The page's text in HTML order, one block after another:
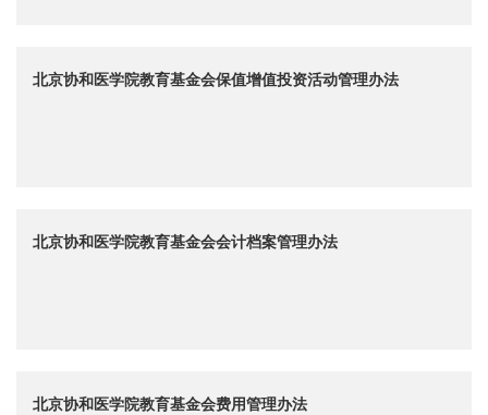
北京协和医学院教育基金会保值增值投资活动管理办法
北京协和医学院教育基金会会计档案管理办法
北京协和医学院教育基金会费用管理办法